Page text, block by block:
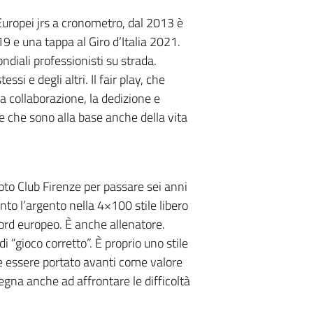
jrs a cronometro, dal 2013 è
e una tappa al Giro d’Italia 2021.
professionisti su strada.
e degli altri. Il fair play, che
collaborazione, la dedizione e
che sono alla base anche della vita
Club Firenze per passare sei anni
l’argento nella 4×100 stile libero
europeo. È anche allenatore.
“gioco corretto”. È proprio uno stile
essere portato avanti come valore
anche ad affrontare le difficoltà